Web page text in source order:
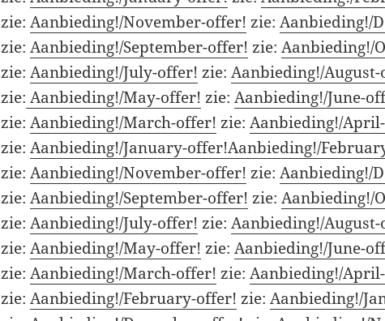
zie:Aanbieding!/November-offer! zie:Aanbieding!/
zie:Aanbieding!/September-offer! zie:Aanbieding!/
zie:Aanbieding!/July-offer! zie:Aanbieding!/
zie: Aanbieding!/May-offer! zie:Aanbieding!/June-
zie:Aanbieding!/March-offer! zie:Aanbieding!/
zie:Aanbieding!/January-offer!Aanbieding!/
zie:Aanbieding!/November-offer! zie:Aanbieding!/
zie:Aanbieding!/September-offer! zie:Aanbieding!/
zie:Aanbieding!/July-offer! zie:Aanbieding!/
zie:Aanbieding!/May-offer! zie:Aanbieding!/June-
zie:Aanbieding!/March-offer! zie:Aanbieding!/
zie:Aanbieding!/February-offer! zie:Aanbieding!/